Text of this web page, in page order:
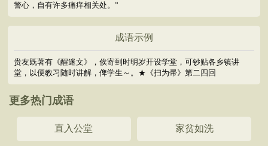
警心，自有许多痛痒相关处。”
成语示例
贵友既著有《醒迷文》，俟寄到时明岁开设学堂，可钞贴各乡镇讲
堂，以便教习随时讲解，俾学生～。★《扫为帚》第二四回
更多热门成语
直入公堂 家贫如洗